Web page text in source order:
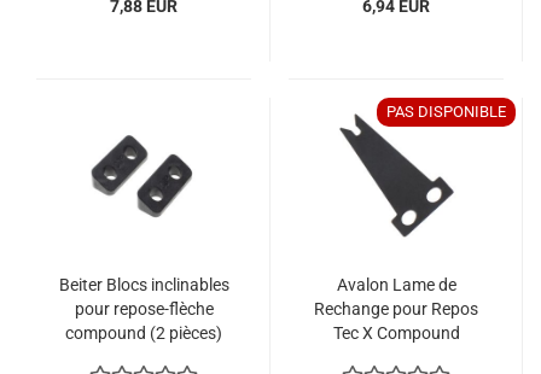
7,88 EUR 6,94 EUR
Beiter Blocs inclinables
pour repose-flèche
compound (2 pièces)
PAS DISPONIBLE
Avalon Lame de
Rechange pour Repos
Tec X Compound